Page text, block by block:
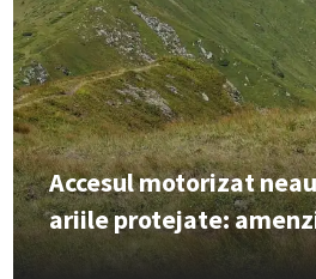
Accesul motorizat
ariile protejate: